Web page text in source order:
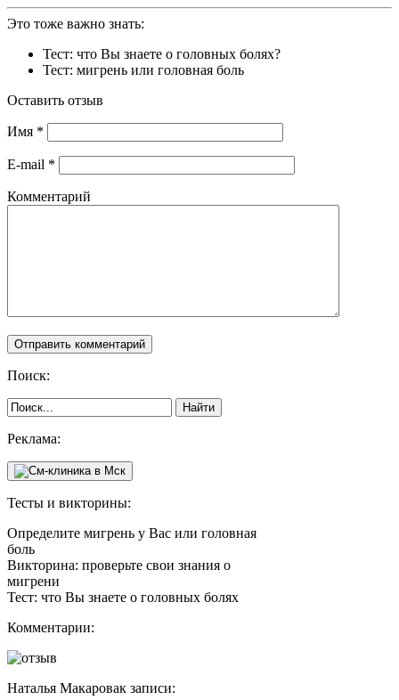
Это тоже важно знать:
Тест: что Вы знаете о головных болях?
Тест: мигрень или головная боль
Оставить отзыв
Имя *
E-mail *
Комментарий
Поиск:
Реклама:
Тесты и викторины:
Определите мигрень у Вас или головная
боль
Викторина: проверьте свои знания о
мигрени
Тест: что Вы знаете о головных болях
Комментарии:
Наталья Макаровак записи: